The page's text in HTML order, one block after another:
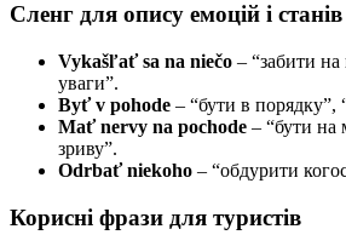
Сленг для опису емоцій і станів
Vykašľať sa na niečo – “забити на
уваги”.
Byť v pohode – “бути в порядку”,
Mať nervy na pochode – “бути на
зриву”.
Odrbať niekoho – “обдурити
Корисні фрази для туристів